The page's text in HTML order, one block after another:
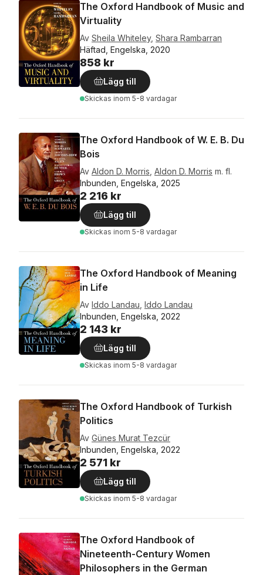
The Oxford Handbook of Music and
Virtuality
Av Sheila Whiteley, Shara Rambarran
Häftad, Engelska, 2020
858 kr
Lägg till
Skickas inom 5-8 vardagar
The Oxford Handbook of W. E. B. Du
Bois
Av Aldon D. Morris Aldon D. Morris m. fl.
Inbunden, Engelska, 2025
2 216 kr
Lägg till
Skickas inom 5-8 vardagar
The Oxford Handbook of Meaning
in Life
Av Iddo Landau Iddo Landau
Inbunden, Engelska, 2022
2 143 kr
Lägg till
Skickas inom 5-8 vardagar
The Oxford Handbook of Turkish
Politics
Av Günes Murat Tezcür
Inbunden, Engelska, 2022
2 571 kr
Lägg till
Skickas inom 5-8 vardagar
The Oxford Handbook of
Nineteenth-Century Women
Philosophers in the German